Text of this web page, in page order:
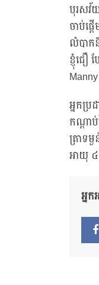
បុរសវ័
ចាប់ផ្
លំបាក
ខ្ញុំជឿ
អ្នកប្
កណ្តា
ត្រាទ
អាយុ ៤
អ្ន